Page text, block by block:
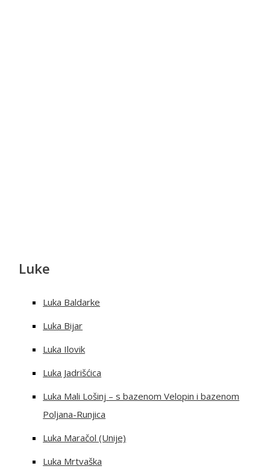
Luke
Luka Baldarke
Luka Bijar
Luka Ilovik
Luka Jadrišćica
Luka Mali Lošinj – s bazenom Velopin i bazenom
Poljana-Runjica
Luka Maračol (Unije)
Luka Mrtvaška